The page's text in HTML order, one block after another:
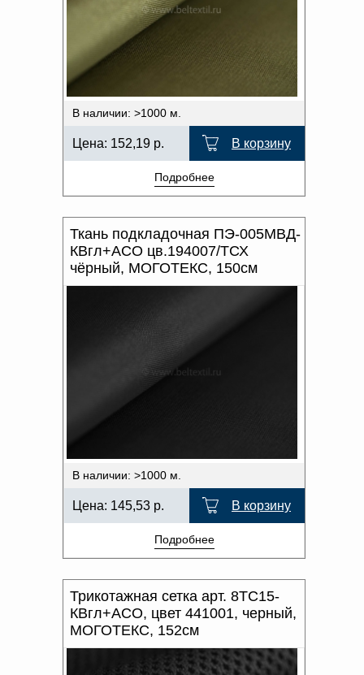
В наличии: >1000 м.
Цена: 152,19 р. В корзину
Подробнее
Ткань подкладочная ПЭ-005МВД-
КВгл+АСО цв.194007/ТСХ
чёрный, МОГОТЕКС, 150см
В наличии: >1000 м.
Цена: 145,53 р. В корзину
Подробнее
Трикотажная сетка арт. 8ТС15-
КВгл+АСО, цвет 441001, черный,
МОГОТЕКС, 152см